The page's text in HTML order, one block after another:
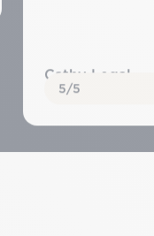
Cathy Legal
5/5